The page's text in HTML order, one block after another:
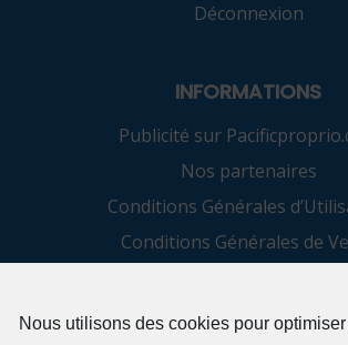
Nous utilisons des cookies pour
Déconnexion
INFORMATIONS
Publicité sur
Nos partenaires
Conditions Générales
Conditions Générales de
Politique de cookies (UE)